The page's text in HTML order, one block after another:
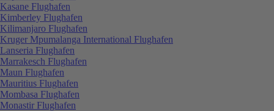
Kasane Flughafen
Kimberley Flughafen
Kilimanjaro Flughafen
Kruger Mpumalanga International Flughafen
Lanseria Flughafen
Marrakesch Flughafen
Maun Flughafen
Mauritius Flughafen
Mombasa Flughafen
Monastir Flughafen